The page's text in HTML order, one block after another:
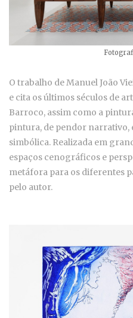
O trabalho de Manuel João
e cita os últimos séculos de
Barroco, assim como a
pintura, de pendor narrativo,
simbólica. Realizada em
espaços cenográficos e
metáfora para os diferentes
pelo autor.